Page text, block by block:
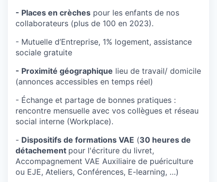
- Places en crèches pour les enfants de nos
collaborateurs (plus de 100 en 2023).
- Mutuelle d’Entreprise, 1% logement, assistance
sociale gratuite
- Proximité géographique lieu de travail/ domicile
(annonces accessibles en temps réel)
- Échange et partage de bonnes pratiques :
rencontre mensuelle avec vos collègues et réseau
social interne (Workplace).
- Dispositifs de formations VAE (30 heures de
détachement pour l'écriture du livret,
Accompagnement VAE Auxiliaire de puériculture
ou EJE, Ateliers, Conférences, E-learning, …)